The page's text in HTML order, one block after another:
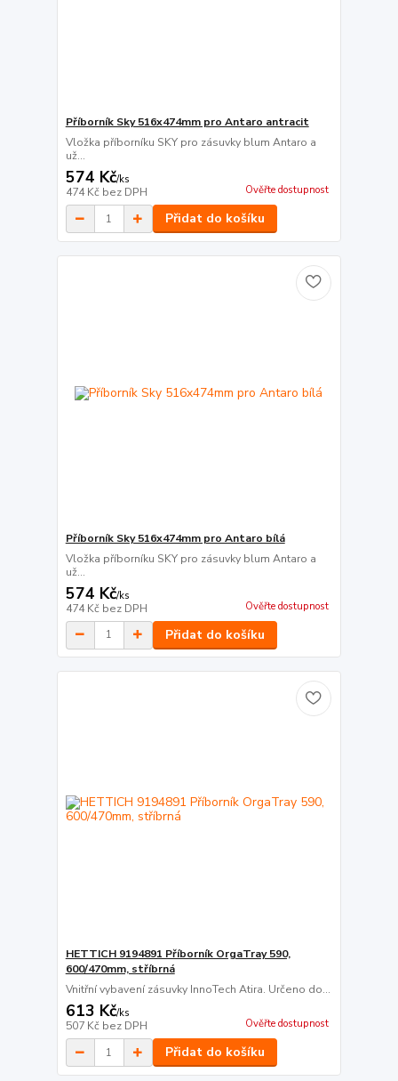
Příborník Sky 516x474mm pro Antaro antracit
Vložka příborníku SKY pro zásuvky blum Antaro a
už...
574 Kč/ks
474 Kč bez DPH Ověřte dostupnost
Přidat do košíku
Příborník Sky 516x474mm pro Antaro bílá
Vložka příborníku SKY pro zásuvky blum Antaro a
už...
574 Kč/ks
474 Kč bez DPH Ověřte dostupnost
Přidat do košíku
HETTICH 9194891 Příborník OrgaTray 590,
600/470mm, stříbrná
Vnitřní vybavení zásuvky InnoTech Atira. Určeno do...
613 Kč/ks
507 Kč bez DPH Ověřte dostupnost
Přidat do košíku